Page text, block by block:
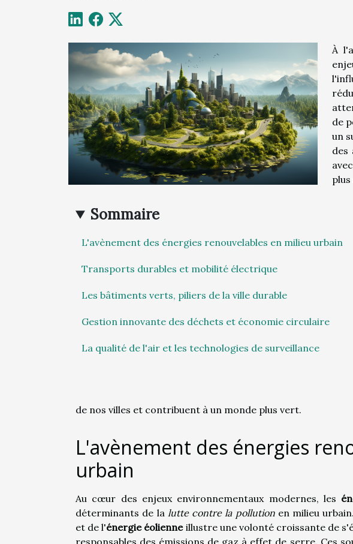
Sommaire
L'avènement des énergies renouvelables en milieu urbain
Transports durables et mobilité électrique
Les bâtiments verts, piliers de la ville durable
Gestion innovante des déchets et économie circulaire
La qualité de l'air et les technologies de surveillance
À
de
un
des
de nos villes et contribuent à un monde plus vert.
L'avènement des énergies
urbain
Au cœur des enjeux environnementaux modernes, les
déterminants de la lutte contre la pollutionen milieu
et de l'énergie éolienneillustre une volonté croissante de
responsables des émissions de gaz à effet de serre. Ces